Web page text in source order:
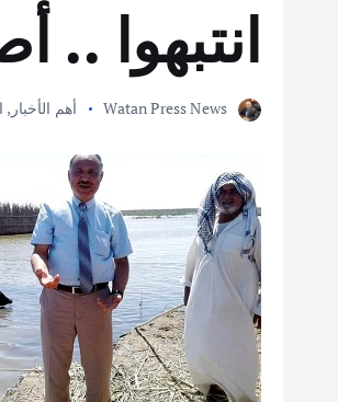
انتبهوا ..
Watan Press News أهم الأخبار ,